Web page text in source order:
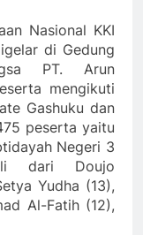
Nasional KKI
di Gedung
PT. Arun
mengikuti
Gashuku dan
peserta yaitu
Negeri 3
dari Doujo
Yudha (13),
Al-Fatih (12),